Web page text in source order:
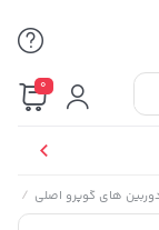
0
های گوپرو اصلی /